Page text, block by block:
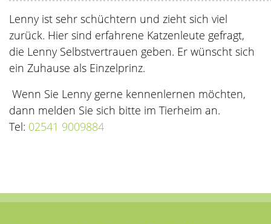
Lenny ist sehr schüchtern und zieht sich viel
zurück. Hier sind erfahrene Katzenleute gefragt,
die Lenny Selbstvertrauen geben. Er wünscht sich
ein Zuhause als Einzelprinz.
Wenn Sie Lenny gerne kennenlernen möchten,
dann melden Sie sich bitte im Tierheim an.
Tel: 02541 9009884